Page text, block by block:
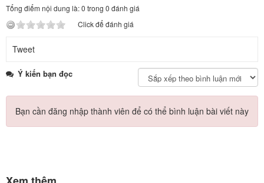
Tổng điểm nội dung là: 0 trong 0 đánh giá
Click để đánh giá
Tweet
Ý kiến bạn đọc
Bạn cần đăng nhập thành viên để có thể bình luận bài viết này